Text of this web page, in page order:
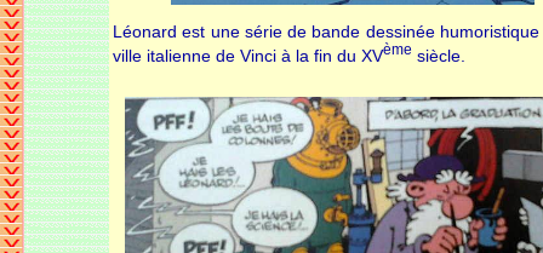
Léonard est une série de bande dessinée
ville italienne de Vinci à la fin du XVème siècle.